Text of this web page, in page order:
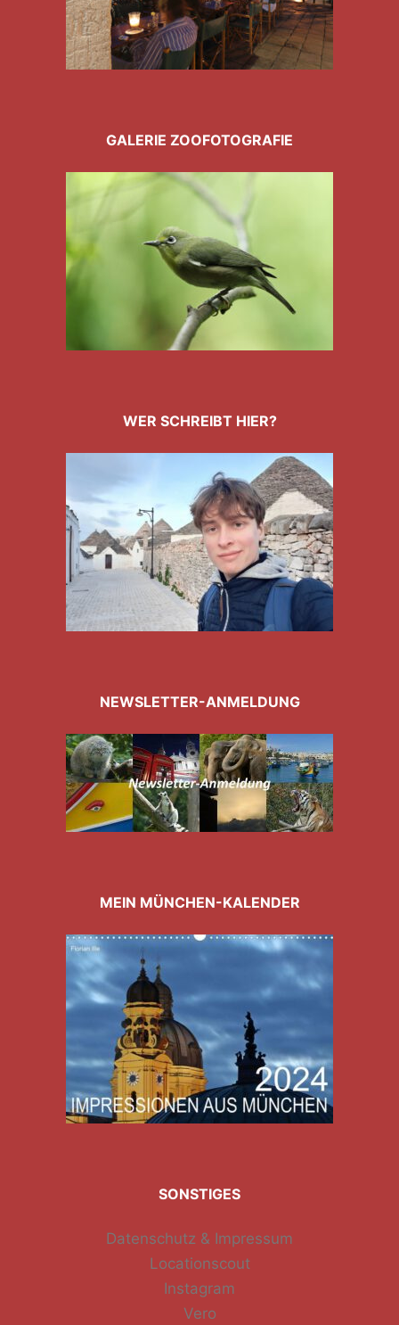
GALERIE ZOOFOTOGRAFIE
WER SCHREIBT HIER?
NEWSLETTER-ANMELDUNG
MEIN MÜNCHEN-KALENDER
SONSTIGES
Datenschutz & Impressum
Locationscout
Instagram
Vero